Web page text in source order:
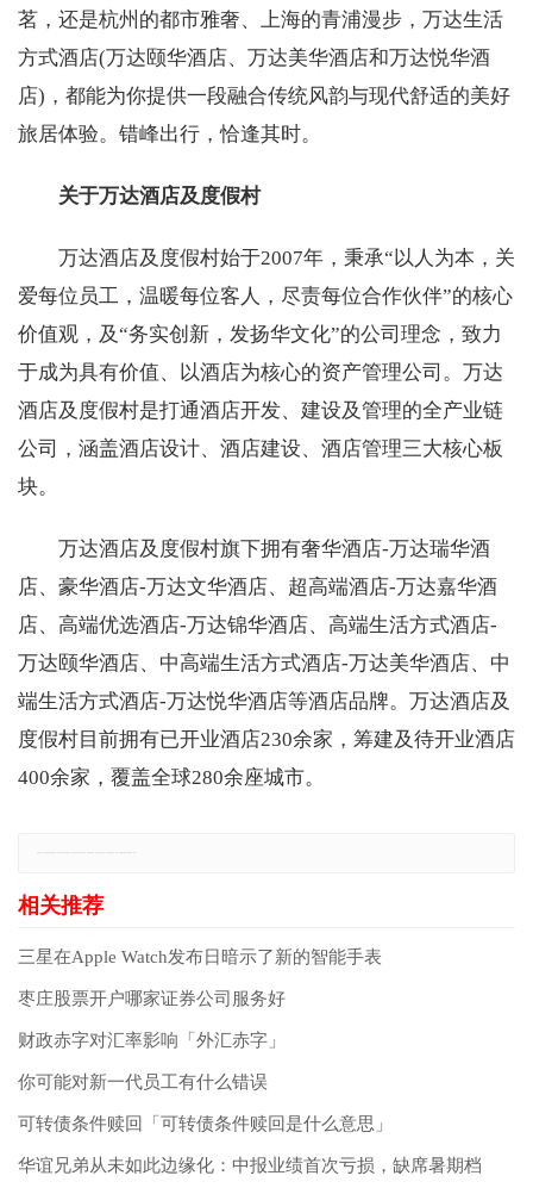
茗，还是杭州的都市雅奢、上海的青浦漫步，万达生活
方式酒店(万达颐华酒店、万达美华酒店和万达悦华酒
店)，都能为你提供一段融合传统风韵与现代舒适的美好
旅居体验。错峰出行，恰逢其时。
关于万达酒店及度假村
万达酒店及度假村始于2007年，秉承“以人为本，关
爱每位员工，温暖每位客人，尽责每位合作伙伴”的核心
价值观，及“务实创新，发扬华文化”的公司理念，致力
于成为具有价值、以酒店为核心的资产管理公司。万达
酒店及度假村是打通酒店开发、建设及管理的全产业链
公司，涵盖酒店设计、酒店建设、酒店管理三大核心板
块。
万达酒店及度假村旗下拥有奢华酒店-万达瑞华酒
店、豪华酒店-万达文华酒店、超高端酒店-万达嘉华酒
店、高端优选酒店-万达锦华酒店、高端生活方式酒店-
万达颐华酒店、中高端生活方式酒店-万达美华酒店、中
端生活方式酒店-万达悦华酒店等酒店品牌。万达酒店及
度假村目前拥有已开业酒店230余家，筹建及待开业酒店
400余家，覆盖全球280余座城市。
三星在Apple Watch发布日暗示了新的智能手表
枣庄股票开户哪家证券公司服务好
财政赤字对汇率影响「外汇赤字」
你可能对新一代员工有什么错误
可转债条件赎回「可转债条件赎回是什么意思」
华谊兄弟从未如此边缘化：中报业绩首次亏损，缺席暑期档